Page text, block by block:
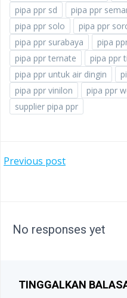
pipa ppr sd
pipa ppr
pipa ppr solo
pipa ppr
pipa ppr surabaya
pipa
pipa ppr ternate
pipa ppr
pipa ppr untuk air dingin
pipa ppr vinilon
pipa ppr
supplier pipa ppr
POST
Previous post
No responses yet
TINGGALKAN